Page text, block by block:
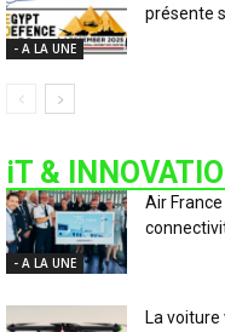
- A LA UNE
présente
iT &
- A LA UNE
Air
La